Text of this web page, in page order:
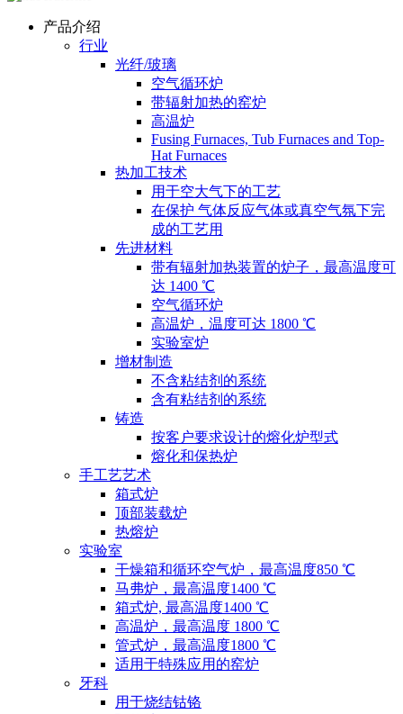
产品介绍
行业
光纤/玻璃
空气循环炉
带辐射加热的窑炉
高温炉
Fusing Furnaces, Tub Furnaces and Top-
Hat Furnaces
热加工技术
用于空大气下的工艺
在保护 气体反应气体或真空气氛下完
成的工艺用
先进材料
带有辐射加热装置的炉子，最高温度可
达 1400 ℃
空气循环炉
高温炉，温度可达 1800 ℃
实验室炉
增材制造
不含粘结剂的系统
含有粘结剂的系统
铸造
按客户要求设计的熔化炉型式
熔化和保热炉
手工艺艺术
箱式炉
顶部装载炉
热熔炉
实验室
干燥箱和循环空气炉，最高温度850 ℃
马弗炉，最高温度1400 ℃
箱式炉, 最高温度1400 ℃
高温炉，最高温度 1800 ℃
管式炉，最高温度1800 ℃
适用于特殊应用的窑炉
牙科
用于烧结钴铬